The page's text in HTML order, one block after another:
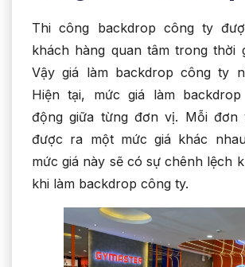
Thi công backdrop công ty
khách hàng quan tâm trong thời
Vậy giá làm backdrop công ty
Hiện tại, mức giá làm
động giữa từng đơn vị. Mỗi đơn
được ra một mức giá khác
mức giá này sẽ có sự chênh lệch
khi làm backdrop công ty.